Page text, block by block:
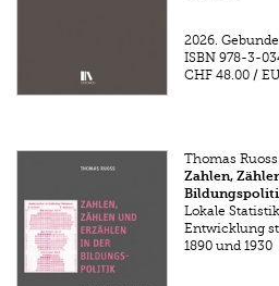
2026.
ISBN 978-3-
CHF 48.00 /
Thomas Ruoss
Zahlen,
Lokale
Entwicklung
1890 und 1930